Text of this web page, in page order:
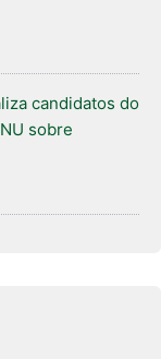
candidatos do
sobre